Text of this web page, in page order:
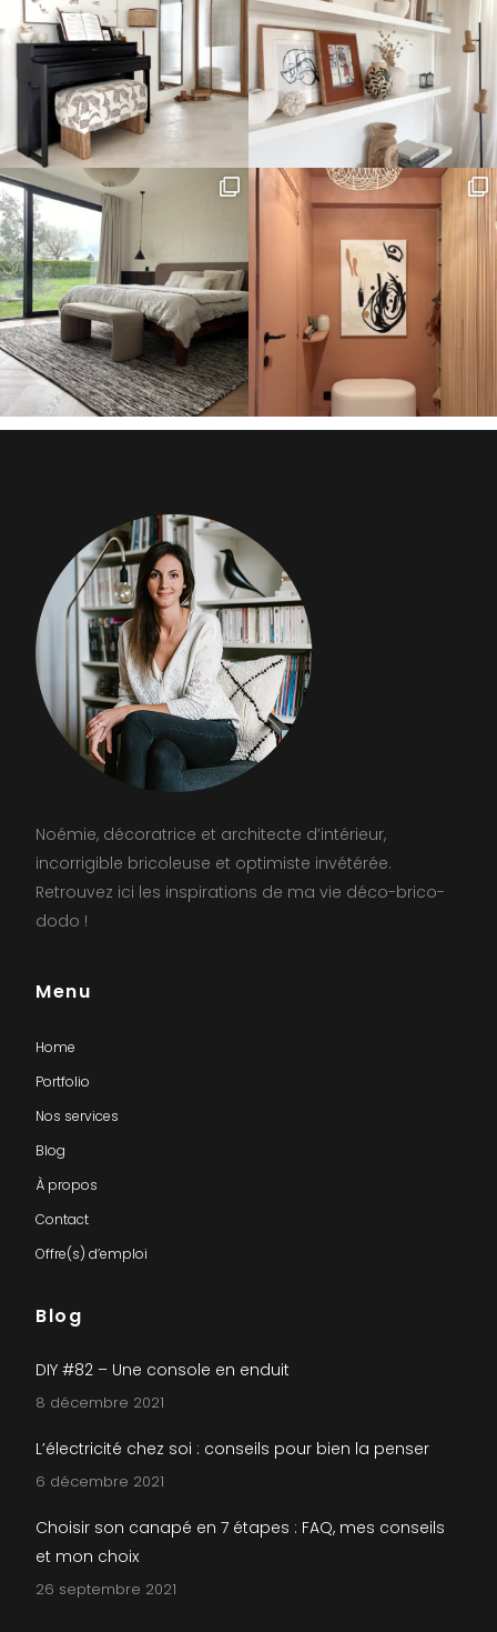
Noémie, décoratrice et architecte d’intérieur,
incorrigible bricoleuse et optimiste invétérée.
Retrouvez ici les inspirations de ma vie déco-brico-
dodo !
Menu
Home
Portfolio
Nos services
Blog
À propos
Contact
Offre(s) d’emploi
Blog
DIY #82 – Une console en enduit
8 décembre 2021
L’électricité chez soi : conseils pour bien la penser
6 décembre 2021
Choisir son canapé en 7 étapes : FAQ, mes conseils
et mon choix
26 septembre 2021